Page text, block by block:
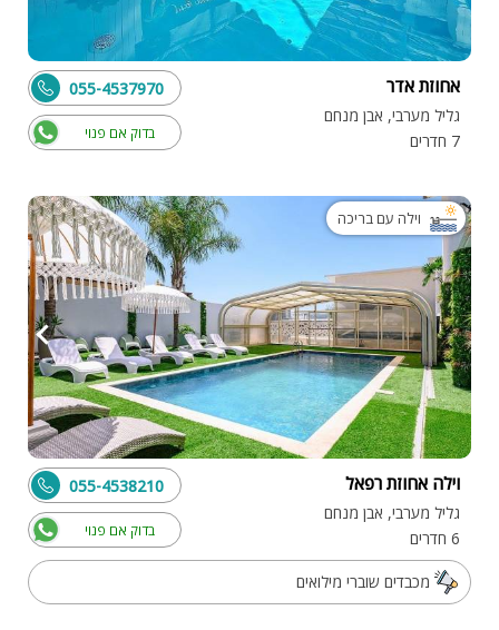
אחוזת אדר
גליל מערבי, אבן מנחם
7 חדרים
בדוק אם פנוי
055-4537970
וילה עם בריכה
וילה אחוזת רפאל
גליל מערבי, אבן מנחם
6 חדרים
בדוק אם פנוי
055-4538210
מכבדים שוברי מילואים